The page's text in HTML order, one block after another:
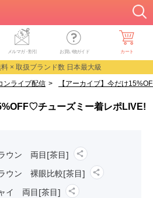
メルマガ・割引 お買い物ガイド カート
× 取扱ブランド数 日本最大級
ンライブ配信 > 【アーカイブ】今だけ
チューズミー着レポLIVE!
ウン 両目[茶目]
ウン 裸眼比較[茶目]
イ 両目[茶目]